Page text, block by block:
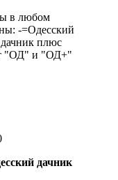
в любом
-=Одесский
плюс
"ОД" и "ОД+"
дачник